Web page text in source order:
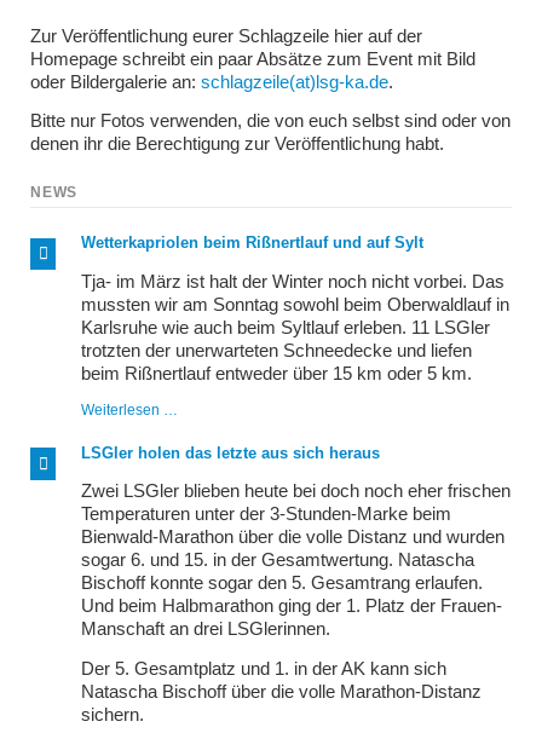
Zur Veröffentlichung eurer Schlagzeile hier auf der
Homepage schreibt ein paar Absätze zum Event mit Bild
oder Bildergalerie an: schlagzeile(at)lsg-ka.de.
Bitte nur Fotos verwenden, die von euch selbst sind oder von
denen ihr die Berechtigung zur Veröffentlichung habt.
NEWS
Wetterkapriolen beim Rißnertlauf und auf Sylt
Tja- im März ist halt der Winter noch nicht vorbei. Das
mussten wir am Sonntag sowohl beim Oberwaldlauf in
Karlsruhe wie auch beim Syltlauf erleben. 11 LSGler
trotzten der unerwarteten Schneedecke und liefen
beim Rißnertlauf entweder über 15 km oder 5 km.
Weiterlesen …
Rißnertlauf
und
auf
Sylt
LSGler holen das letzte aus sich heraus
Zwei LSGler blieben heute bei doch noch eher frischen
Temperaturen unter der 3-Stunden-Marke beim
Bienwald-Marathon über die volle Distanz und wurden
sogar 6. und 15. in der Gesamtwertung. Natascha
Bischoff konnte sogar den 5. Gesamtrang erlaufen.
Und beim Halbmarathon ging der 1. Platz der Frauen-
Manschaft an drei LSGlerinnen.
Der 5. Gesamtplatz und 1. in der AK kann sich
Natascha Bischoff über die volle Marathon-Distanz
sichern.